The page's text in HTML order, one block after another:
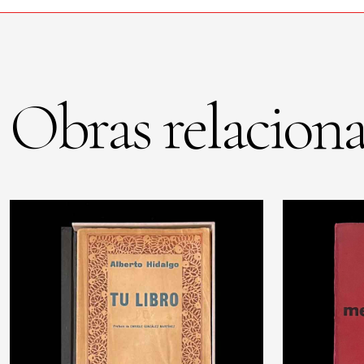
Obras